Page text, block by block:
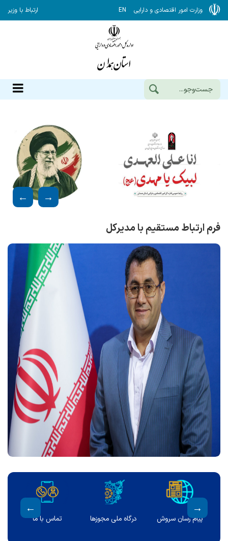
وزارت امور اقتصادی و دارایی EN ارتباط با وزیر
فرم ارتباط مستقیم با مدیرکل
پیام رسان سروش درگاه ملی مجوزها تماس با ما